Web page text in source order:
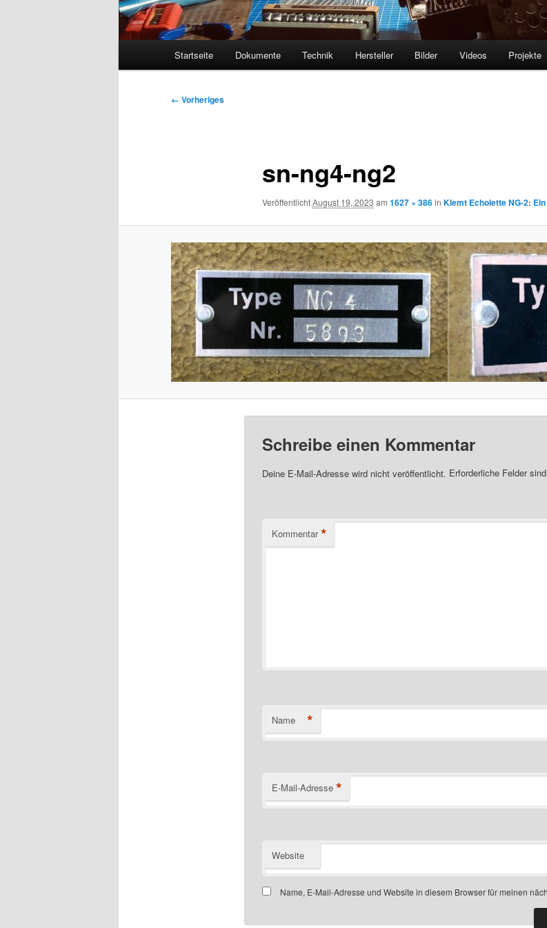
Startseite Dokumente Technik Hersteller Bilder Videos Projekte
Bilder-
← Vorheriges
sn-ng4-ng2
VeröffentlichtAugust 19, 2023 am 1627 × 386in Klemt Echolette NG-2:
Schreibe einen Kommentar
Deine E-Mail-Adresse wird nicht veröffentlicht. Erforderliche Felder
Kommentar *
Name *
E-Mail-Adresse *
Website
Name, E-Mail-Adresse und Website in diesem Browser für meinen